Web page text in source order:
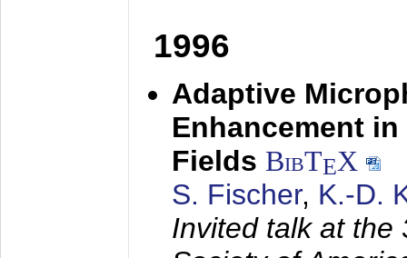
1996
Adaptive
Enhancement
Fields BibTEX
S. Fischer, K.-D.
Invited talk at the